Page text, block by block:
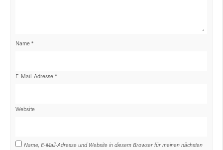
Name *
E-Mail-Adresse *
Website
Name, E-Mail-Adresse und Website in diesem Browser für meinen nächsten